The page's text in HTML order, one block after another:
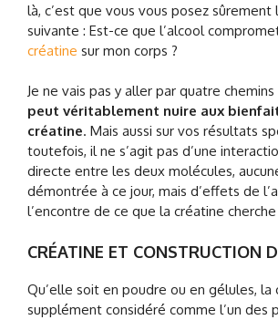
là, c’est que vous vous posez sûrement
suivante : Est-ce que l’alcool
créatine sur mon corps ?
Je ne vais pas y aller par quatre chemins
peut véritablement nuire aux
créatine. Mais aussi sur vos résultats
toutefois, il ne s’agit pas d’une
directe entre les deux molécules,
démontrée à ce jour, mais d’effets de
l’encontre de ce que la créatine
CRÉATINE ET CONSTRUCTION
Qu’elle soit en poudre ou en gélules, la
supplément considéré comme l’un des